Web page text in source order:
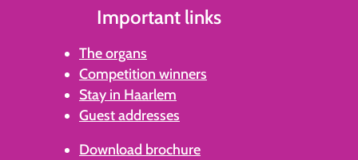
Important links
The organs
Competition winners
Stay in Haarlem
Guest addresses
Download brochure